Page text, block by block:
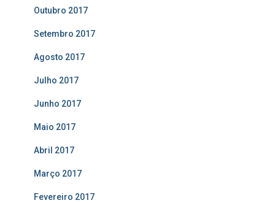
Outubro 2017
Setembro 2017
Agosto 2017
Julho 2017
Junho 2017
Maio 2017
Abril 2017
Março 2017
Fevereiro 2017